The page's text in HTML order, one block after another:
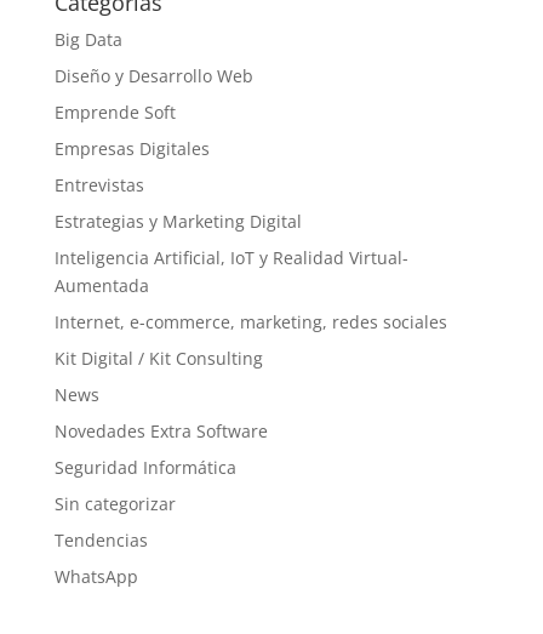
Big Data
Diseño y Desarrollo Web
Emprende Soft
Empresas Digitales
Entrevistas
Estrategias y Marketing Digital
Inteligencia Artificial, IoT y Realidad Virtual-
Aumentada
Internet, e-commerce, marketing, redes sociales
Kit Digital / Kit Consulting
News
Novedades Extra Software
Seguridad Informática
Sin categorizar
Tendencias
WhatsApp